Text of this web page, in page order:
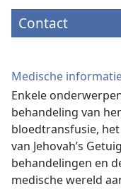
Contact
Medische
Enkele
behandeling van
bloedtransfusie,
van Jehovah’s
behandelingen en
medische wereld